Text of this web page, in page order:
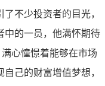
不少投资者的目光，
中的一员，他满怀期待
心憧憬着能够在市场
己的财富增值梦想，